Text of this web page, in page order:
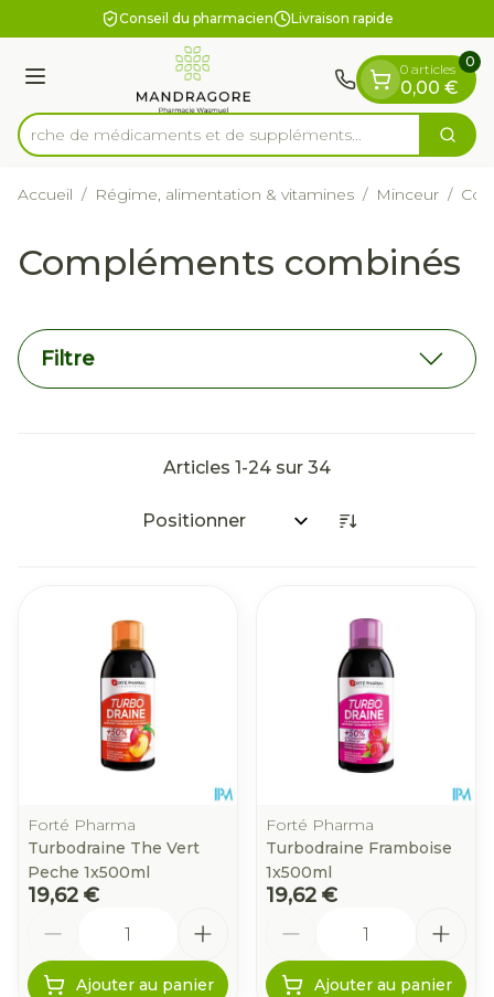
Aller au contenu
1 de 1
Conseil du pharmacien Livraison rapide
Menu
Rechercher
Recherche de médicaments et de supplé
0 articles
0,00 €
0
Accueil / Régime, alimentation & vitamines / Minceur /
Compléments combinés
Filtre
Articles 1-24 sur 34
Trier par:
Forté Pharma
Turbodraine The Vert
Peche 1x500ml
19,62 €
Ajouter au panier
Forté Pharma
Turbodraine Framboise
1x500ml
19,62 €
Ajouter au panier